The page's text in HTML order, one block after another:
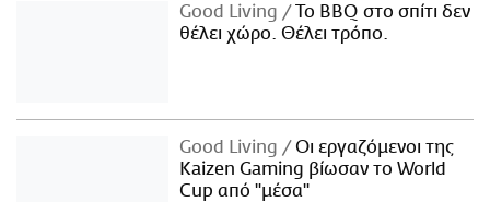
Good Living
Το BBQ στο σπίτι δεν
θέλει χώρο. Θέλει τρόπο.
Good Living
Οι εργαζόμενοι της
Kaizen Gaming βίωσαν το World
Cup από "μέσα"